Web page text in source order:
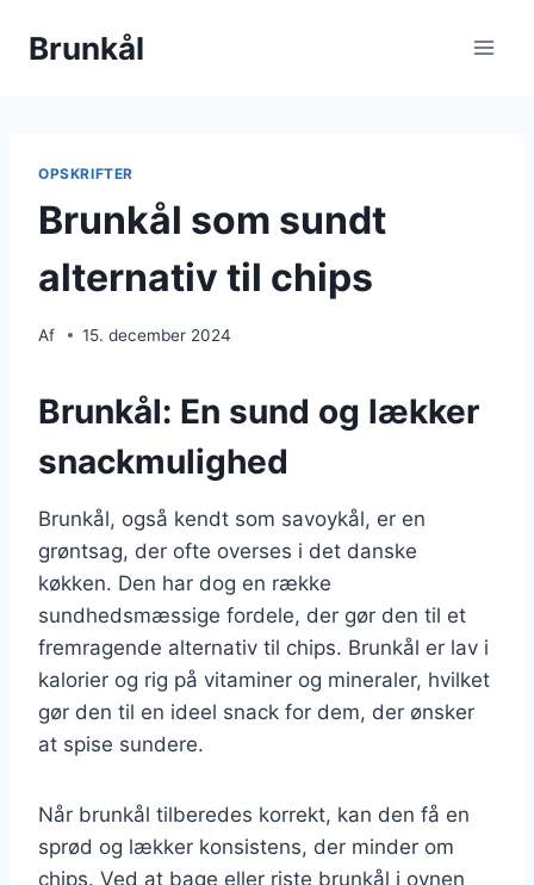
Brunkål
OPSKRIFTER
Brunkål som sundt
alternativ til chips
Af 15. december 2024
Brunkål: En sund og lækker
snackmulighed
Brunkål, også kendt som savoykål, er en
grøntsag, der ofte overses i det danske
køkken. Den har dog en række
sundhedsmæssige fordele, der gør den til et
fremragende alternativ til chips. Brunkål er lav i
kalorier og rig på vitaminer og mineraler, hvilket
gør den til en ideel snack for dem, der ønsker
at spise sundere.
Når brunkål tilberedes korrekt, kan den få en
sprød og lækker konsistens, der minder om
chips. Ved at bage eller riste brunkål i ovnen